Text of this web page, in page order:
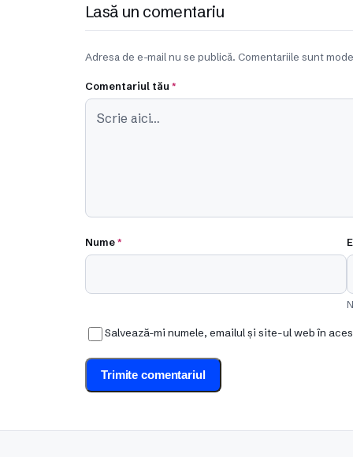
Lasă un comentariu
Adresa de e-mail nu se publică. Comentariile sunt
Comentariul tău *
Nume*
Salvează-mi numele, emailul și site-ul web în